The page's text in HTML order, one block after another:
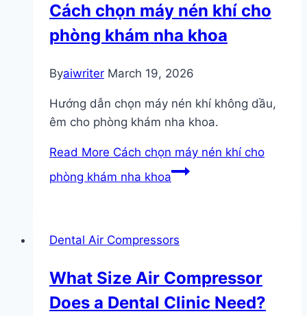
Cách chọn máy nén khí cho
phòng khám nha khoa
Byaiwriter March 19, 2026
Hướng dẫn chọn máy nén khí không dầu,
êm cho phòng khám nha khoa.
Read More Cách chọn máy nén khí cho
phòng khám nha khoa
Dental Air Compressors
What Size Air Compressor
Does a Dental Clinic Need?